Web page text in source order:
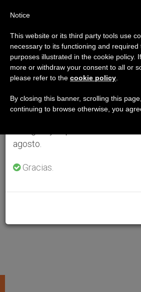
Aviso importante
Del 27 de julio al 7 de agosto
anual, aprovechando que en el
se generan menos informaciones
agosto.
Gracias.
Notice
This website or its third party tools use
necessary to its functioning and required
purposes illustrated in the cookie policy.
more or withdraw your consent to all or
please refer to the cookie policy
By closing this banner, scrolling this
continuing to browse otherwise, you